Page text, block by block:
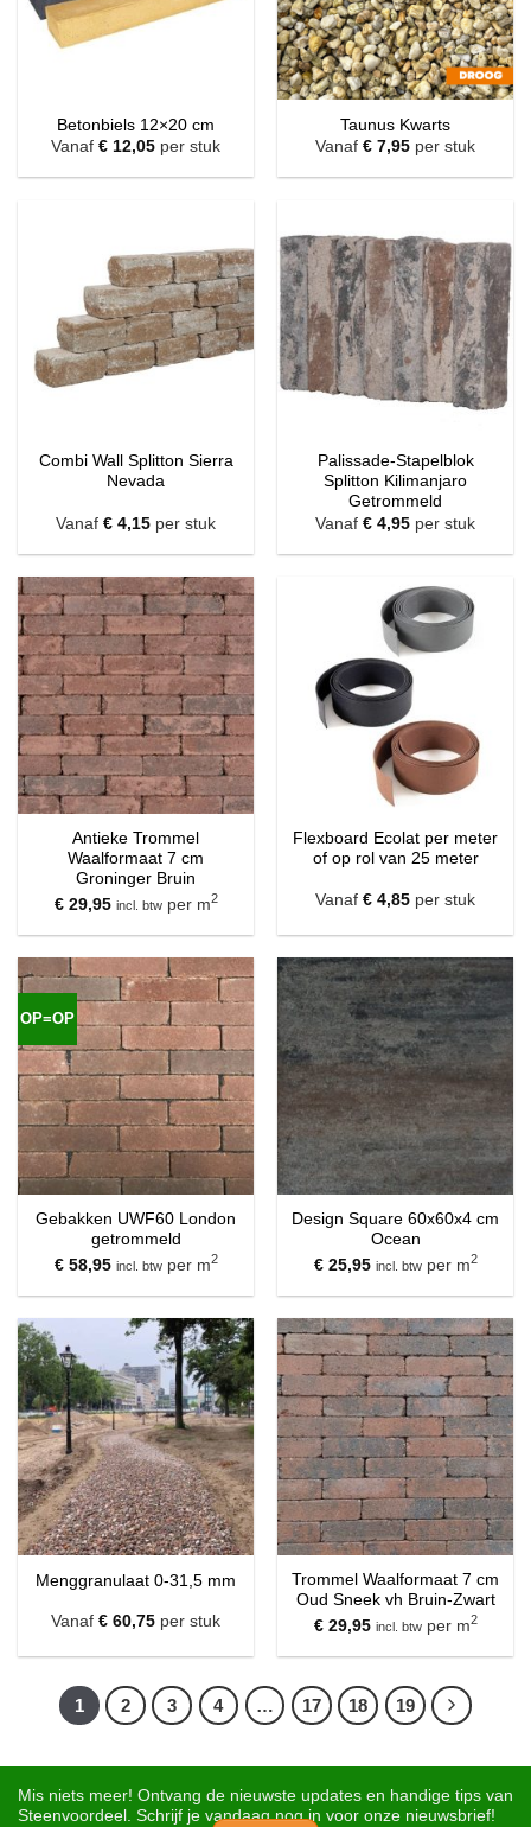
Betonbiels 12×20 cm
Vanaf € 12,05 per stuk
Taunus Kwarts
Vanaf € 7,95 per stuk
Combi Wall Splitton Sierra
Nevada
Vanaf € 4,15 per stuk
Palissade-Stapelblok
Splitton Kilimanjaro
Getrommeld
Vanaf € 4,95 per stuk
Antieke Trommel
Waalformaat 7 cm
Groninger Bruin
€29,95 incl. btwper m2
Flexboard Ecolat per meter
of op rol van 25 meter
Vanaf € 4,85 per stuk
OP=OP
Gebakken UWF60 London
getrommeld
€58,95 incl. btwper m2
Design Square 60x60x4 cm
Ocean
€25,95 incl. btwper m2
Menggranulaat 0-31,5 mm
Vanaf € 60,75 per stuk
Trommel Waalformaat 7 cm
Oud Sneek vh Bruin-Zwart
€29,95 incl. btwper m2
1 2 3 4 … 17 18 19
Mis niets meer! Ontvang de nieuwste updates en handige tips van
Steenvoordeel. Schrijf je vandaag nog in voor onze nieuwsbrief!